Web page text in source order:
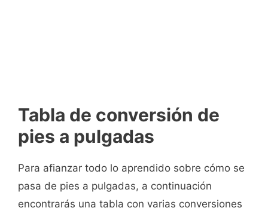
Tabla de conversión de
pies a pulgadas
Para afianzar todo lo aprendido sobre cómo se
pasa de pies a pulgadas, a continuación
encontrarás una tabla con varias conversiones